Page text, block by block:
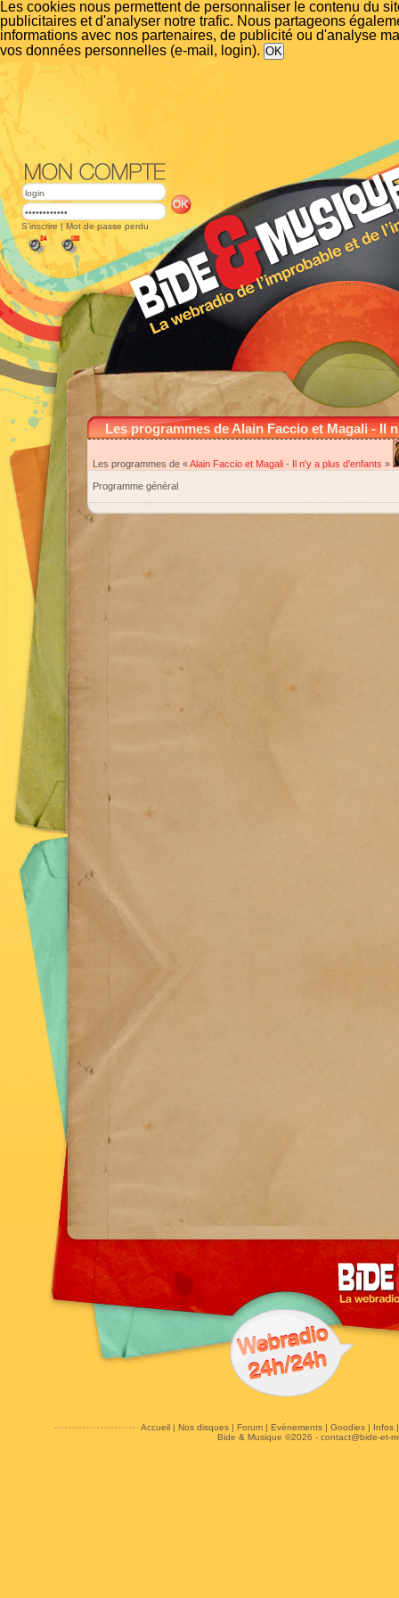
Les cookies nous permettent de personnaliser le contenu du
publicitaires et d'analyser notre trafic. Nous partageons
informations avec nos partenaires, de publicité ou d'analyse
vos données personnelles (e-mail, login).
S'inscrire | Mot de passe perdu
Les programmes de Alain Faccio et Magali - Il
Les programmes de «Alain Faccio et Magali - Il n'y a plus d'enfants »
Programme général
Accueil| Nos disques| Forum| Evénements| Goodies| Infos
Bide & Musique ©2026 - contact@bide-et-